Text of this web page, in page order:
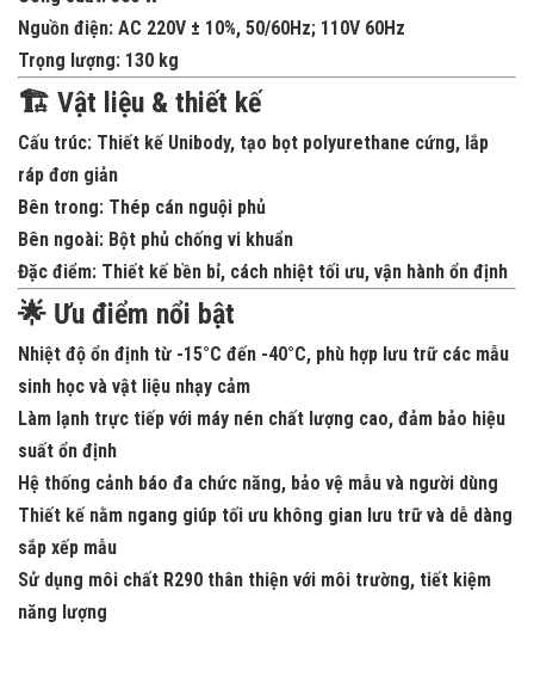
Nguồn điện: AC 220V ± 10%, 50/60Hz; 110V 60Hz
Trọng lượng: 130 kg
🏗️ Vật liệu & thiết kế
Cấu trúc: Thiết kế Unibody, tạo bọt polyurethane cứng, lắp
ráp đơn giản
Bên trong: Thép cán nguội phủ
Bên ngoài: Bột phủ chống vi khuẩn
Đặc điểm: Thiết kế bền bỉ, cách nhiệt tối ưu, vận hành ổn định
🌟 Ưu điểm nổi bật
Nhiệt độ ổn định từ -15°C đến -40°C, phù hợp lưu trữ các mẫu
sinh học và vật liệu nhạy cảm
Làm lạnh trực tiếp với máy nén chất lượng cao, đảm bảo hiệu
suất ổn định
Hệ thống cảnh báo đa chức năng, bảo vệ mẫu và người dùng
Thiết kế nằm ngang giúp tối ưu không gian lưu trữ và dễ dàng
sắp xếp mẫu
Sử dụng môi chất R290 thân thiện với môi trường, tiết kiệm
năng lượng